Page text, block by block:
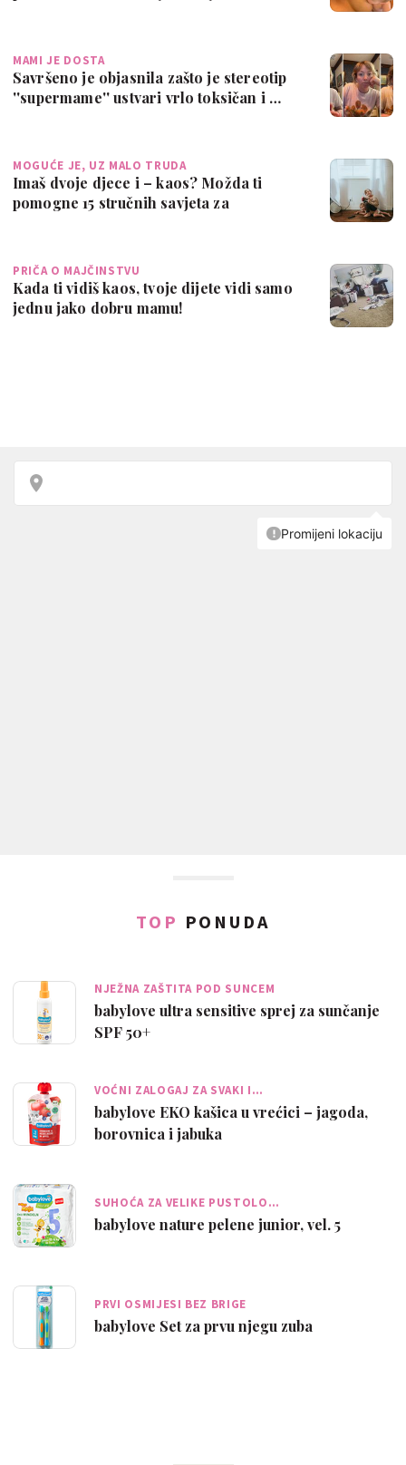
MAMI JE DOSTA
Savršeno je objasnila zašto je stereotip
''supermame'' ustvari vrlo toksičan i …
MOGUĆE JE, UZ MALO TRUDA
Imaš dvoje djece i – kaos? Možda ti
pomogne 15 stručnih savjeta za
PRIČA O MAJČINSTVU
Kada ti vidiš kaos, tvoje dijete vidi samo
jednu jako dobru mamu!
TOP PONUDA
NJEŽNA ZAŠTITA POD SUNCEM
babylove ultra sensitive sprej za sunčanje
SPF 50+
VOĆNI ZALOGAJ ZA SVAKI I…
babylove EKO kašica u vrećici – jagoda,
borovnica i jabuka
SUHOĆA ZA VELIKE PUSTOLO…
babylove nature pelene junior, vel. 5
PRVI OSMIJESI BEZ BRIGE
babylove Set za prvu njegu zuba